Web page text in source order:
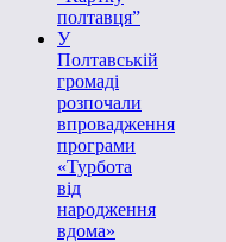
полтавця”
У
Полтавській
громаді
розпочали
впровадження
програми
«Турбота
від
народження
вдома»